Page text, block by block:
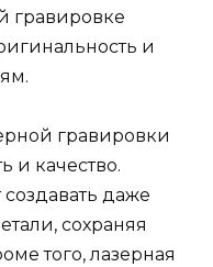
гравировке
и
гравировки
и качество.
даже
сохраняя
того, лазерная